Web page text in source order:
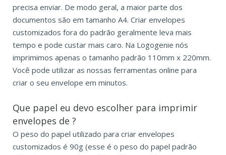
precisa enviar. De modo geral, a maior parte dos
documentos são em tamanho A4. Criar envelopes
customizados fora do padrão geralmente leva mais
tempo e pode custar mais caro. Na Logogenie nós
imprimimos apenas o tamanho padrão 110mm x 220mm.
Você pode utilizar as nossas ferramentas online para
criar o seu envelope em minutos.
Que papel eu devo escolher para imprimir
envelopes de ?
O peso do papel utilizado para criar envelopes
customizados é 90g (esse é o peso do papel padrão